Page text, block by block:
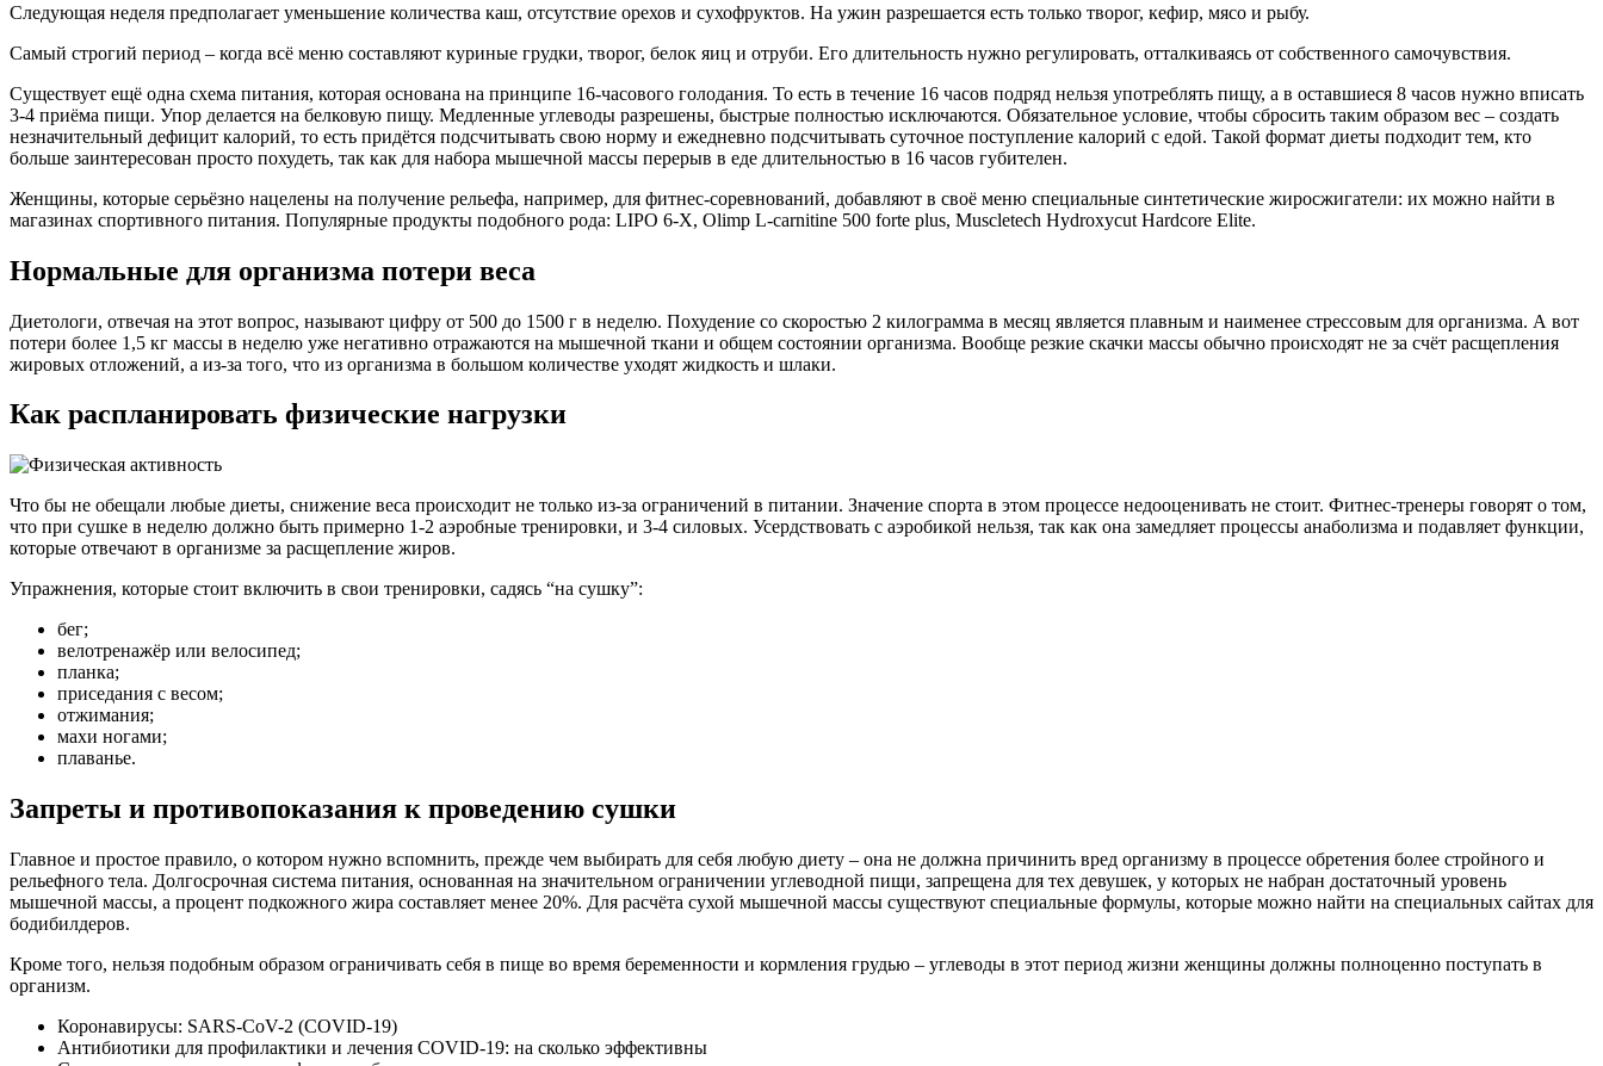
Следующая неделя предполагает уменьшение количества каш, отсутствие орехов и сухофруктов. На ужин разрешается есть только творог, кефир, мясо и рыбу.
Самый строгий период – когда всё меню составляют куриные грудки, творог, белок яиц и отруби. Его длительность нужно регулировать, отталкиваясь от собственного самочувствия.
Существует ещё одна схема питания, которая основана на принципе 16-часового голодания. То есть в течение 16 часов подряд нельзя употреблять пищу, а в оставшиеся 8 часов нужно вписать
3-4 приёма пищи. Упор делается на белковую пищу. Медленные углеводы разрешены, быстрые полностью исключаются. Обязательное условие, чтобы сбросить таким образом вес – создать
незначительный дефицит калорий, то есть придётся подсчитывать свою норму и ежедневно подсчитывать суточное поступление калорий с едой. Такой формат диеты подходит тем, кто
больше заинтересован просто похудеть, так как для набора мышечной массы перерыв в еде длительностью в 16 часов губителен.
Женщины, которые серьёзно нацелены на получение рельефа, например, для фитнес-соревнований, добавляют в своё меню специальные синтетические жиросжигатели: их можно найти в
магазинах спортивного питания. Популярные продукты подобного рода: LIPO 6-X, Olimp L-carnitine 500 forte plus, Muscletech Hydroxycut Hardcore Elite.
Нормальные для организма потери веса
Диетологи, отвечая на этот вопрос, называют цифру от 500 до 1500 г в неделю. Похудение со скоростью 2 килограмма в месяц является плавным и наименее стрессовым для организма. А вот
потери более 1,5 кг массы в неделю уже негативно отражаются на мышечной ткани и общем состоянии организма. Вообще резкие скачки массы обычно происходят не за счёт расщепления
жировых отложений, а из-за того, что из организма в большом количестве уходят жидкость и шлаки.
Как распланировать физические нагрузки
Что бы не обещали любые диеты, снижение веса происходит не только из-за ограничений в питании. Значение спорта в этом процессе недооценивать не стоит. Фитнес-тренеры говорят о том,
что при сушке в неделю должно быть примерно 1-2 аэробные тренировки, и 3-4 силовых. Усердствовать с аэробикой нельзя, так как она замедляет процессы анаболизма и подавляет функции,
которые отвечают в организме за расщепление жиров.
Упражнения, которые стоит включить в свои тренировки, садясь “на сушку”:
бег;
велотренажёр или велосипед;
планка;
приседания с весом;
отжимания;
махи ногами;
плаванье.
Запреты и противопоказания к проведению сушки
Главное и простое правило, о котором нужно вспомнить, прежде чем выбирать для себя любую диету – она не должна причинить вред организму в процессе обретения более стройного и
рельефного тела. Долгосрочная система питания, основанная на значительном ограничении углеводной пищи, запрещена для тех девушек, у которых не набран достаточный уровень
мышечной массы, а процент подкожного жира составляет менее 20%. Для расчёта сухой мышечной массы существуют специальные формулы, которые можно найти на специальных сайтах для
бодибилдеров.
Кроме того, нельзя подобным образом ограничивать себя в пище во время беременности и кормления грудью – углеводы в этот период жизни женщины должны полноценно поступать в
организм.
Коронавирусы: SARS-CoV-2 (COVID-19)
Антибиотики для профилактики и лечения COVID-19: на сколько эффективны